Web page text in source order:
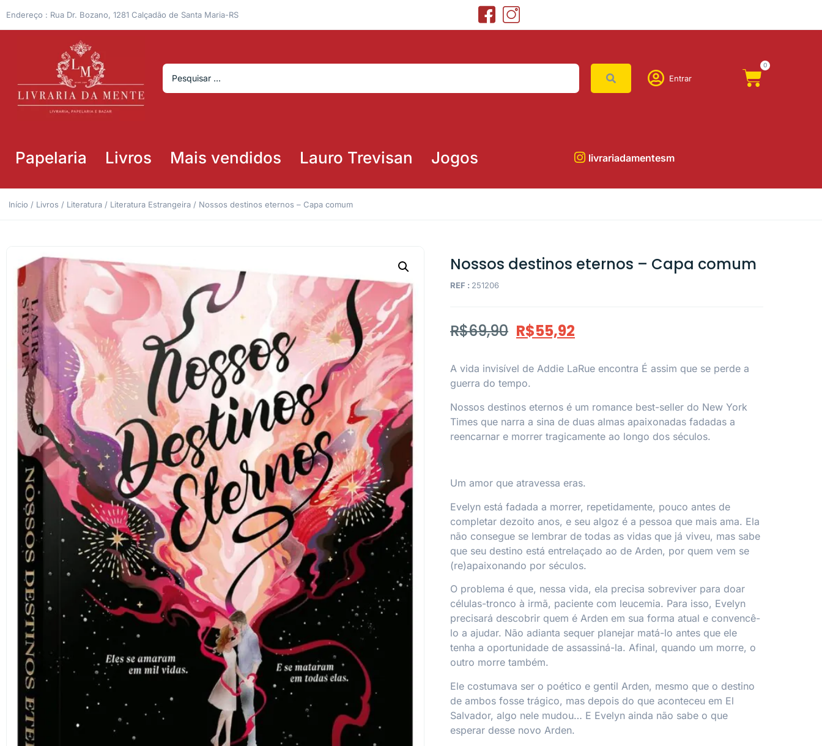
Endereço : Rua Dr. Bozano, 1281 Calçadão de Santa Maria-RS
Entrar
0
Papelaria Livros Mais vendidos Lauro Trevisan Jogos livrariadamentesm
Início / Livros / Literatura / Literatura Estrangeira / Nossos destinos eternos – Capa comum
Nossos destinos eternos – Capa comum
REF : 251206
R$69,90 R$55,92
A vida invisível de Addie LaRue encontra É assim que se perde a
guerra do tempo.
Nossos destinos eternos é um romance best-seller do New York
Times que narra a sina de duas almas apaixonadas fadadas a
reencarnar e morrer tragicamente ao longo dos séculos.
Um amor que atravessa eras.
Evelyn está fadada a morrer, repetidamente, pouco antes de
completar dezoito anos, e seu algoz é a pessoa que mais ama. Ela
não consegue se lembrar de todas as vidas que já viveu, mas sabe
que seu destino está entrelaçado ao de Arden, por quem vem se
(re)apaixonando por séculos.
O problema é que, nessa vida, ela precisa sobreviver para doar
células-tronco à irmã, paciente com leucemia. Para isso, Evelyn
precisará descobrir quem é Arden em sua forma atual e convencê-
lo a ajudar. Não adianta sequer planejar matá-lo antes que ele
tenha a oportunidade de assassiná-la. Afinal, quando um morre, o
outro morre também.
Ele costumava ser o poético e gentil Arden, mesmo que o destino
de ambos fosse trágico, mas depois do que aconteceu em El
Salvador, algo nele mudou… E Evelyn ainda não sabe o que
esperar desse novo Arden.